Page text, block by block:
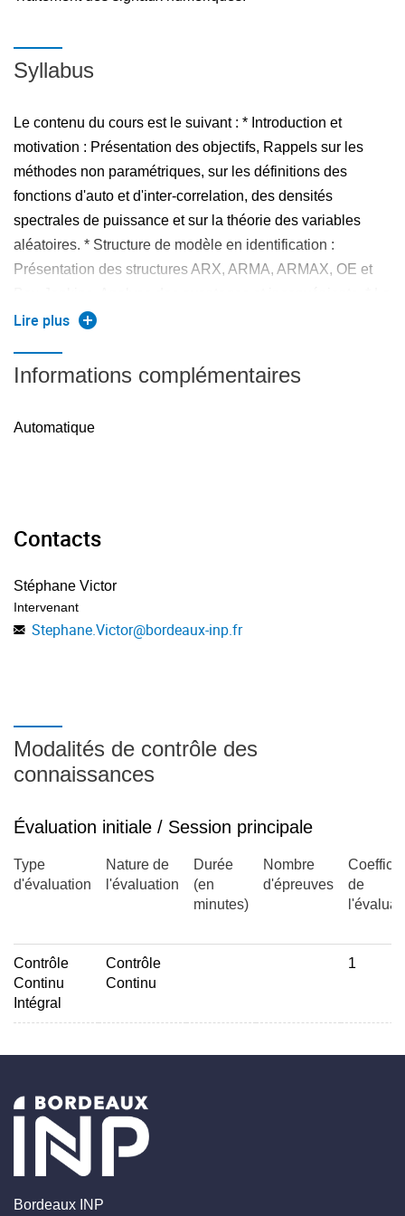
Syllabus
Le contenu du cours est le suivant : * Introduction et
motivation : Présentation des objectifs, Rappels sur les
méthodes non paramétriques, sur les définitions des
fonctions d'auto et d'inter-correlation, des densités
spectrales de puissance et sur la théorie des variables
aléatoires. * Structure de modèle en identification :
Présentation des structures ARX, ARMA, ARMAX, OE et
méthode d'estimation paramétrique des moindres carrés
minimisation du critère. * Quantification de la confiance de
l'estimation : Test de la blancheur de l'erreur de prédiction,
dans l'espace paramétrique, dans le plan de Bode et des
Lire plus
Informations complémentaires
Automatique
Contacts
Stéphane Victor
Intervenant
Stephane.Victor@bordeaux-inp.fr
Modalités de contrôle des
connaissances
Évaluation initiale / Session principale
Type
d'évaluation
Nature de
l'évaluation
Durée
(en
minutes)
Nombre
d'épreuves
de
Contrôle
Continu
Intégral
Contrôle
Continu
1
Bordeaux INP